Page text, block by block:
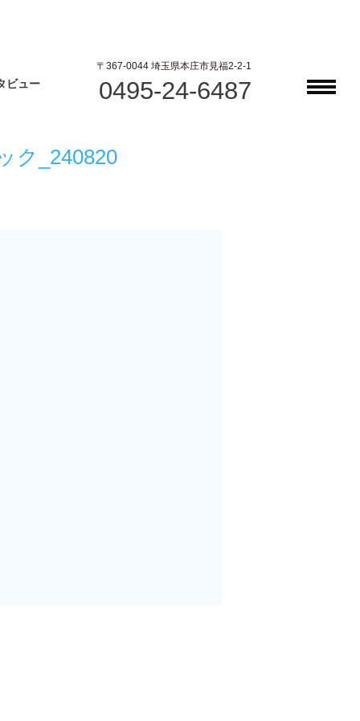
ビュー
〒367-0044 埼玉県本庄市見福2-2-1
0495-24-6487
ク_240820